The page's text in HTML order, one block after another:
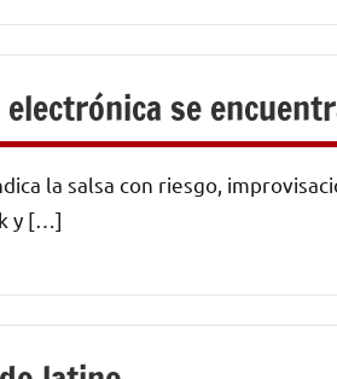
se
la salsa con riesgo,
y […]